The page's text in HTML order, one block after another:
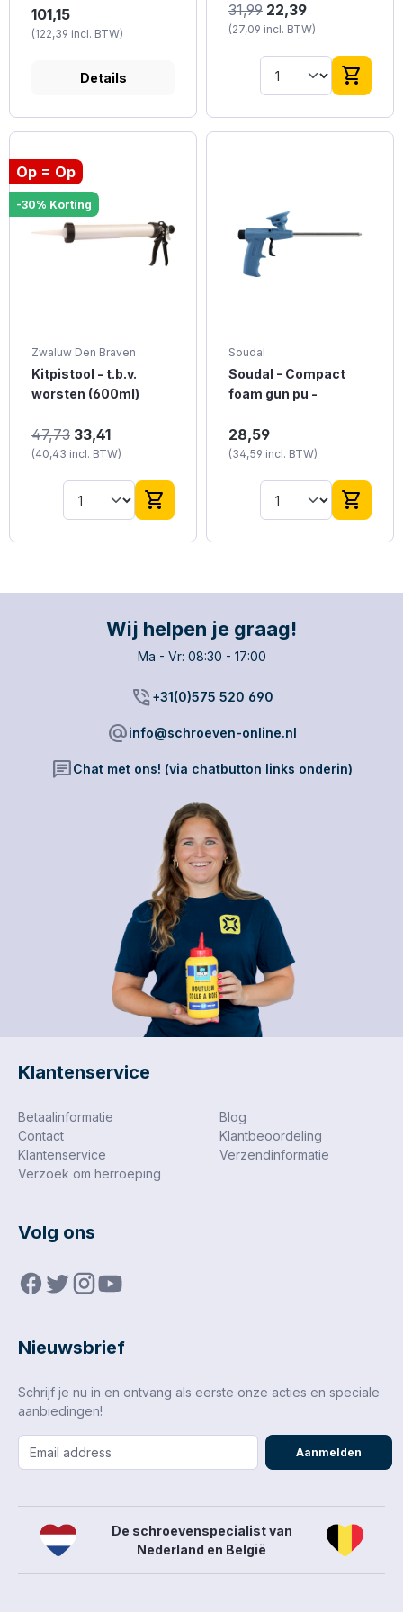
Den Braven Kitpistool
van professionele
kwaliteit.
101,15
(122,39 incl. BTW)
Details
31,99 22,39
(27,09 incl. BTW)
shopping_cart
Op = Op
-30% Korting
Zwaluw Den Braven
Kitpistool - t.b.v.
worsten (600ml)
Kitpistool t.b.v. worsten
600 ml is geschikt voor
worsten van 310ml en
600ml. Gelosten
aluminium model. Dit
kitpistool wordt veelal
professionele
47,73 33,41
(40,43 incl. BTW)
shopping_cart
Soudal
Soudal - Compact
foam gun pu -
flexschuim
Vullen, monteren en
isoleren met PU
pistoolschuim
Kenmerken: - Licht
gewicht en eenvoudig
te reinigen.
28,59
(34,59 incl. BTW)
shopping_cart
Wij helpen je graag!
Ma - Vr: 08:30 - 17:00
phone_in_talk+31(0)575 520 690
alternate_emailinfo@schroeven-online.nl
chatChat met ons! (via chatbutton links onderin)
Klantenservice
Betaalinformatie
Blog
Contact
Klantbeoordeling
Klantenservice
Verzendinformatie
Verzoek om herroeping
Volg ons
Nieuwsbrief
Schrijf je nu in en ontvang als eerste onze acties en speciale
aanbiedingen!
Aanmelden
De schroevenspecialist van
Nederland en België